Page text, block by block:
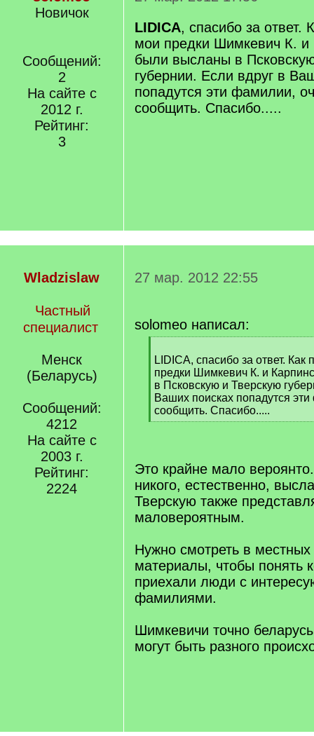
Новичок
Сообщений:
2
На сайте с
2012 г.
Рейтинг:
3
LIDICA, спасибо за ответ.
мои предки Шимкевич К. и
были высланы в
губернии. Если вдруг в
попадутся эти фамилии,
сообщить. Спасибо.....
Wladzislaw
Частный
специалист
Менск
(Беларусь)
Сообщений:
4212
На сайте с
2003 г.
Рейтинг:
2224
27 мар. 2012 22:55
solomeo написал:
q
]
LIDICA, спасибо за ответ.
предки Шимкевич К. и
в Псковскую и Тверскую
Ваших поисках попадутся
сообщить. Спасибо.....
[
Это крайне мало
никого, естественно,
Тверскую также
маловероятным.
Нужно смотреть в местных
материалы, чтобы понять
приехали люди с
фамилиями.
Шимкевичи точно
могут быть разного